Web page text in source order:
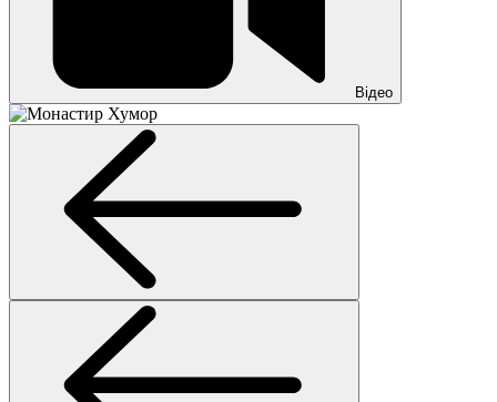
Відео